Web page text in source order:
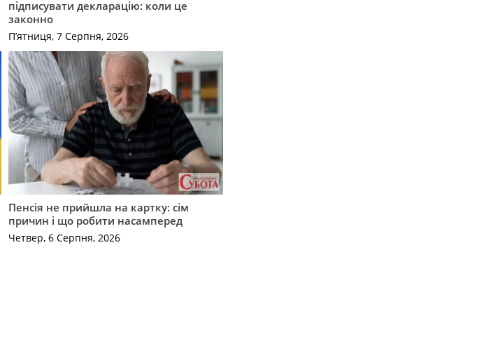
підписувати декларацію: коли це
законно
П’ятниця, 7 Серпня, 2026
Пенсія не прийшла на картку: сім
причин і що робити насамперед
Четвер, 6 Серпня, 2026